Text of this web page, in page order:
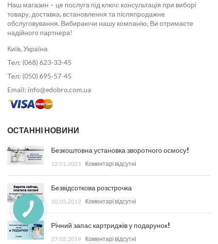
Наш магазин – це послуга під ключ: консультація при виборі
товару, доставка, встановлення та післяпродажне
обслуговування. Вибираючи нашу компанію, Ви отримаєте
надійного партнера!
Київ, Україна
Тел: (068) 623-33-45
Тел: (050) 695-57-45
Email: info@edobro.com.ua
ОСТАННІ НОВИНИ
Безкоштовна установка зворотного осмосу!
12.01.2021 Коментарі відсутні
Безвідсоткова розстрочка
10.05.2019 Коментарі відсутні
Річний запас картриджів у подарунок!
27.03.2019 Коментарі відсутні